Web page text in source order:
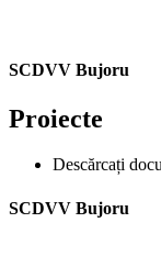
SCDVV Bujoru
Proiecte
Descărcați
SCDVV Bujoru